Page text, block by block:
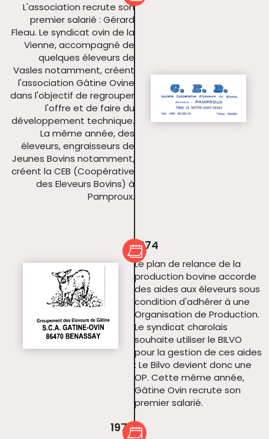
L'association recrute son
premier salarié : Gérard
Fleau. Le syndicat ovin de la
Vienne, accompagné de
quelques éleveurs de
Vasles notamment, créent
l'association Gâtine Ovine
dans l'objectif de regrouper
l'offre et de faire du
développement technique.
La même année, des
éleveurs, engraisseurs de
Jeunes Bovins notamment,
créent la CEB (Coopérative
des Eleveurs Bovins) à
Pamproux.
1974
Le plan de relance de la
production bovine accorde
des aides aux éleveurs sous
condition d'adhérer à une
Organisation de Production.
Le syndicat charolais
souhaite utiliser le BILVO
pour la gestion de ces aides
: Le Bilvo devient donc une
OP. Cette même année,
Gâtine Ovin recrute son
premier salarié.
1975